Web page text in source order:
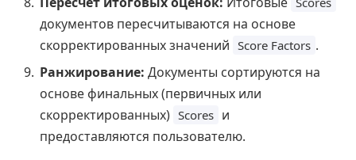
документов пересчитываются на основе
скорректированных значений Score Factors .
Ранжирование: Документы сортируются на
основе финальных (первичных или
скорректированных) Scores и
предоставляются пользователю.